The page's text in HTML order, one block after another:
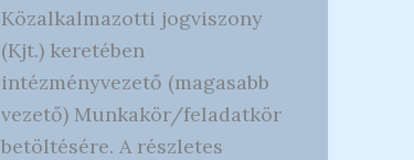
Közalkalmazotti jogviszony
(Kjt.) keretében
intézményvezető (magasabb
vezető) Munkakör/feladatkör
betöltésére. A részletes